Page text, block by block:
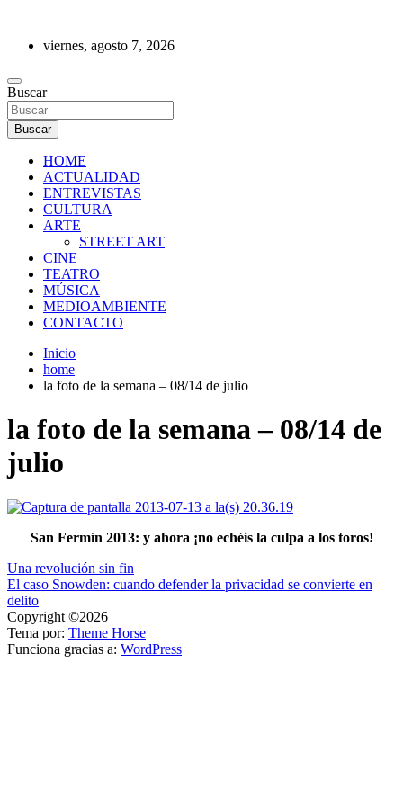
contenidoviernes, agosto 7, 2026
REVISTA DE PRENSA
Buscar
Buscar
HOME
ACTUALIDAD
ENTREVISTAS
CULTURA
ARTE
STREET ART
CINE
TEATRO
MÚSICA
MEDIOAMBIENTE
CONTACTO
Inicio
home
la foto de la semana – 08/14 de julio
la foto de la semana – 08/14 de
julio
San Fermín 2013: y ahora ¡no echéis la culpa a los toros!
Navegación
de
entradas
Una revolución sin fin
El caso Snowden: cuando defender la privacidad se convierte en
delito
Copyright ©2026
Tema por: Theme Horse
Funciona gracias a: WordPress